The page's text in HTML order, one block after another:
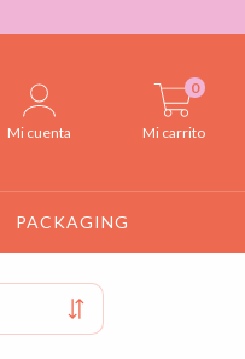
Mi cuenta Mi carrito
0
PACKAGING